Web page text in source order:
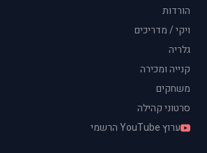
הורדות
ויקי / מדריכים
גלריה
קנייה ומכירה
משחקים
סרטוני קהילה
ערוץ YouTube הרשמי